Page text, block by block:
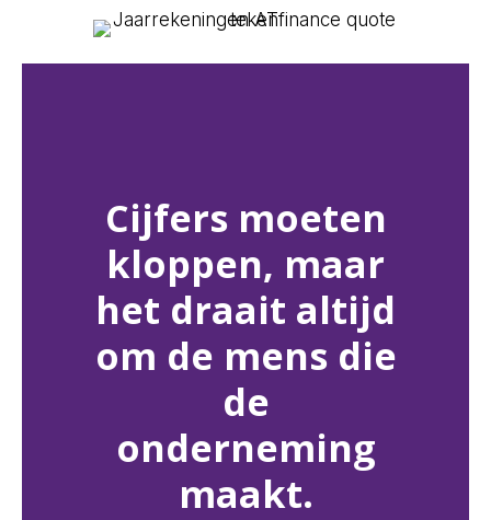
Cijfers moeten
kloppen, maar
het draait altijd
om de mens die
de
onderneming
maakt.